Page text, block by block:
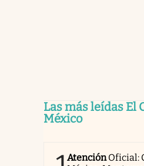
Las más leídas El
México
AtenciónOficial: